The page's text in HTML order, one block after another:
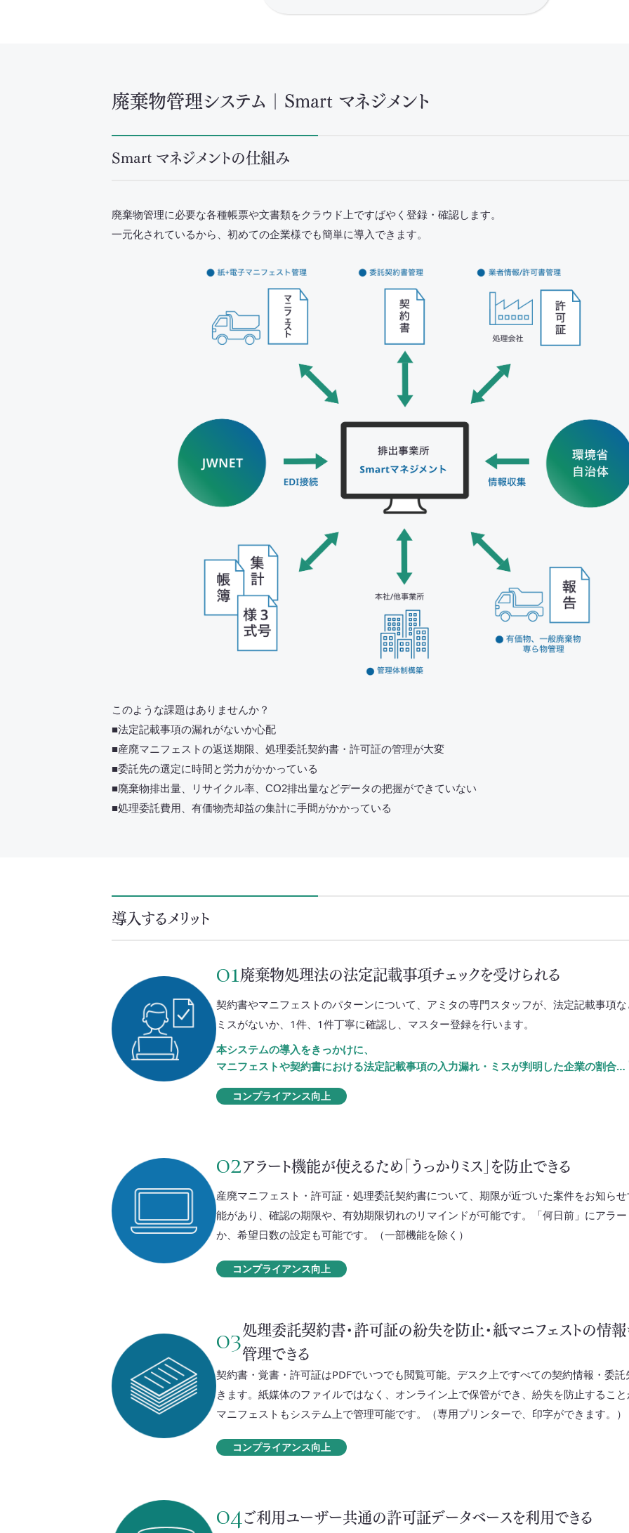
廃棄物管理システム｜Smart マネジメント
Smart マネジメントの仕組み
廃棄物管理に必要な各種帳票や文書類をクラウド上ですばやく登録・確認します。
一元化されているから、初めての企業様でも簡単に導入できます。
このような課題はありませんか？
■法定記載事項の漏れがないか心配
■産廃マニフェストの返送期限、処理委託契約書・許可証の管理が大変
■委託先の選定に時間と労力がかかっている
■廃棄物排出量、リサイクル率、CO2排出量などデータの把握ができていない
■処理委託費用、有価物売却益の集計に手間がかかっている
導入するメリット
01廃棄物処理法の法定記載事項チェックを受けられる
契約書やマニフェストのパターンについて、アミタの専門スタッフが、法定記載事項
ミスがないか、1件、1件丁寧に確認し、マスター登録を行います。
本システムの導入をきっかけに、
マニフェストや契約書における法定記載事項の入力漏れ・ミスが判明した企業の割合…
コンプライアンス向上
02アラート機能が使えるため「うっかりミス」を防止できる
産廃マニフェスト・許可証・処理委託契約書について、期限が近づいた案件をお知ら
能があり、確認の期限や、有効期限切れのリマインドが可能です。「何日前」にアラ
か、希望日数の設定も可能です。（一部機能を除く）
コンプライアンス向上
03処理委託契約書・許可証の紛失を防止・紙マニフェストの情
管理できる
契約書・覚書・許可証はPDFでいつでも閲覧可能。デスク上ですべての契約情報・委
きます。紙媒体のファイルではなく、オンライン上で保管ができ、紛失を防止するこ
マニフェストもシステム上で管理可能です。（専用プリンターで、印字ができます。）
コンプライアンス向上
04ご利用ユーザー共通の許可証データベースを利用できる